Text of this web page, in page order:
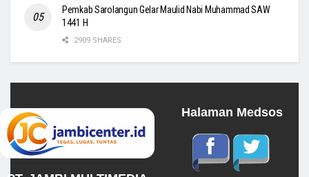
Pemkab Sarolangun Gelar Maulid Nabi Muhammad SAW
1441 H
2909 SHARES
Halaman Medsos